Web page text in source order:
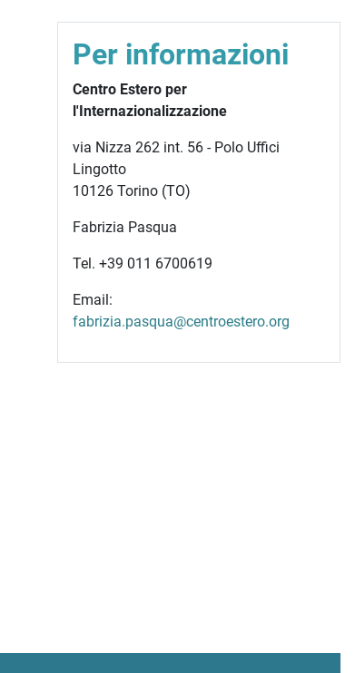
Per informazioni
Centro Estero per
l'Internazionalizzazione
via Nizza 262 int. 56 - Polo Uffici
Lingotto
10126 Torino (TO)
Fabrizia Pasqua
Tel. +39 011 6700619
Email:
fabrizia.pasqua@centroestero.org